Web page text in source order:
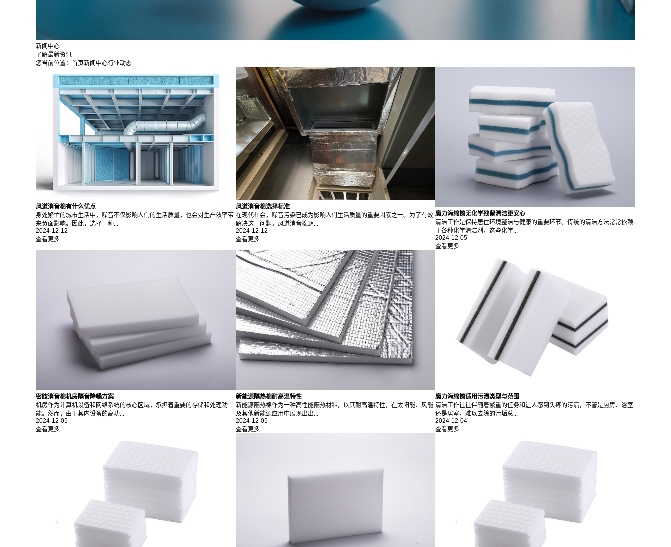
新闻中心
了解最新资讯
您当前位置： 首页新闻中心行业动态
风道消音棉有什么优点
身处繁忙的城市生活中，噪音不仅影响人们的生活质量，也会对生产效率带
来负面影响。因此，选择一种...
2024-12-12
查看更多
风道消音棉选择标准
在现代社会，噪音污染已成为影响人们生活质量的重要因素之一。为了有效
解决这一问题，风道消音棉逐...
2024-12-12
查看更多
魔力海绵擦无化学残留清洁更安心
清洁工作是保持居住环境整洁与健康的重要环节。传统的清洁方法常常依赖
于各种化学清洁剂，这些化学...
2024-12-05
查看更多
密胺消音棉机房隔音降噪方案
机房作为计算机设备和网络系统的核心区域，承担着重要的存储和处理功
能。然而，由于其内设备的高功...
2024-12-05
查看更多
新能源隔热棉耐高温特性
新能源隔热棉作为一种高性能隔热材料，以其耐高温特性，在太阳能、风能
及其他新能源应用中展现出出...
2024-12-05
查看更多
魔力海绵擦适用污渍类型与范围
清洁工作往往伴随着繁重的任务和让人感到头疼的污渍，不管是厨房、浴室
还是居室，难以去除的污垢总...
2024-12-04
查看更多